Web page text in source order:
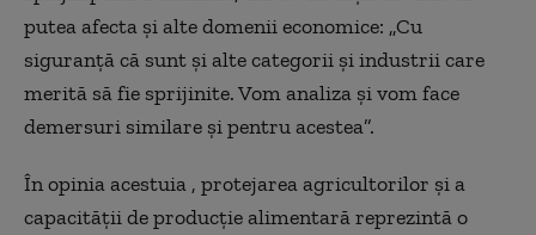
putea afecta și alte domenii economice: „Cu
siguranță că sunt și alte categorii și industrii care
merită să fie sprijinite. Vom analiza și vom face
demersuri similare și pentru acestea”.
În opinia acestuia , protejarea agricultorilor și a
capacității de producție alimentară reprezintă o